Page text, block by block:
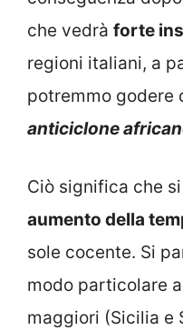
che vedrà forte
regioni italiani, a
potremmo godere
anticiclone
Ciò significa che
aumento della
sole cocente. Si
modo particolare
maggiori (Sicilia e